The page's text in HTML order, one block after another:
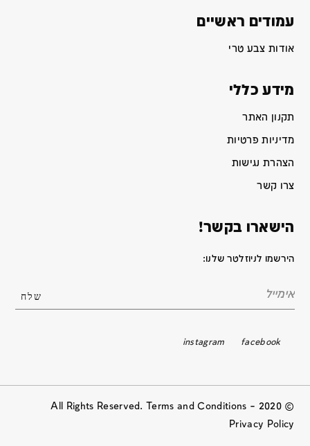
עמודים ראשיים
אודות צבע טרי
מידע כללי
תקנון האתר
מדיניות פרטיות
הצהרת נגישות
צרו קשר
הישארו בקשר!
הירשמו לניוזלטר שלנו:
facebook
instagram
© 2020 All Rights Reserved. Terms and Conditions –
Privacy Policy